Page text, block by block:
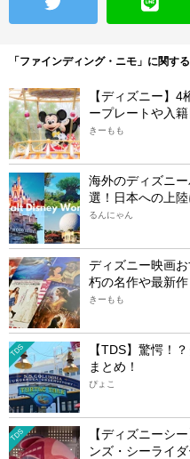
「ファインディング・ニモ」に関す
【ディズニー】
ープレートや入
きーもも
海外のディズニ
選！日本への上陸
るんにゃん
ディズニー映画
朽の名作や最新作
きーもも
TDS
【TDS】驚愕！
まとめ！
ぴょこ
TDS
【ディズニーシ
ンズ・シーライ